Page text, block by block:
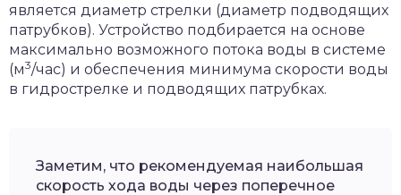
является диаметр стрелки (диаметр подводящих
патрубков). Устройство подбирается на основе
максимально возможного потока воды в системе
(м3/час) и обеспечения минимума скорости воды
в гидрострелке и подводящих патрубках.
Заметим, что рекомендуемая наибольшая
скорость хода воды через поперечное